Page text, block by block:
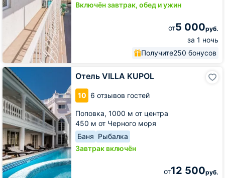
Включён завтрак, обед и ужин
от5 000руб.
за 1 ночь
Получите250 бонусов
Отель VILLA KUPOL
10 6 отзывов гостей
Поповка, 1000 м от центра
450 м от Черного моря
Баня Рыбалка
Завтрак включён
от12 500руб.
Отель
VILLA
KUPOL